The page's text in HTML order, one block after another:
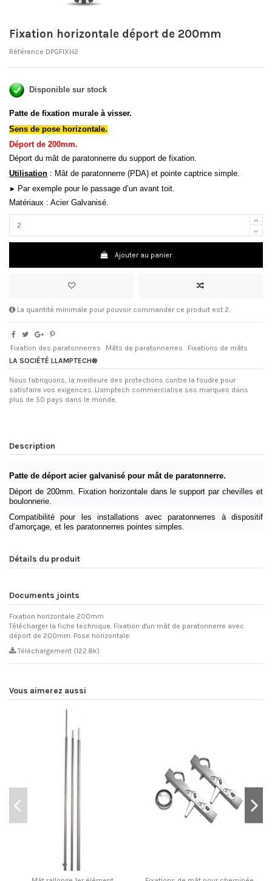
Fixation horizontale déport de 200mm
Référence DPGFIXH2
Disponible sur stock
Patte de fixation murale à visser.
Sens de pose horizontale.
Déport de 200mm.
Déport du mât de paratonnerre du support de fixation.
Utilisation : Mât de paratonnerre (PDA) et pointe captrice simple.
► Par exemple pour le passage d’un avant toit.
Matériaux : Acier Galvanisé.
Ajouter au panier
La quantité minimale pour pouvoir commander ce produit est 2.
Fixation des paratonnerres Mâts de paratonnerres
Fixations de mâts
LA SOCIÉTÉ LLAMPTECH®
Nous fabriquons, la meilleure des protections contre la foudre pour
satisfaire vos exigences. Llamptech commercialise ses marques dans
plus de 50 pays dans le monde.
Description
Patte de déport acier galvanisé pour mât de paratonnerre.
Déport de 200mm. Fixation horizontale dans le support par chevilles et
boulonnerie.
Compatibilité pour les installations avec paratonnerres à dispositif
d’amorçage, et les paratonnerres pointes simples.
Détails du produit
Documents joints
Fixation horizontale 200mm
Télécharger la fiche technique. Fixation d'un mât de paratonnerre avec
déport de 200mm. Pose horizontale.
Téléchargement (122.8k)
Vous aimerez aussi